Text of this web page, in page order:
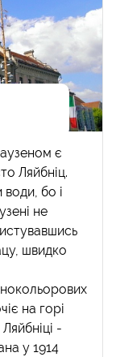
є
Ляйбніц.
бо і
не
швидко
на горі
-
у 1914